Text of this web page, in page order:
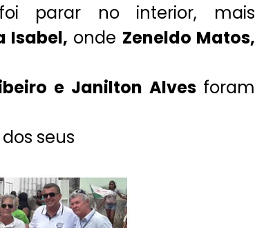
parar no interior, mais
Isabel, onde Zeneldo Matos,
e Janilton Alves foram
seus